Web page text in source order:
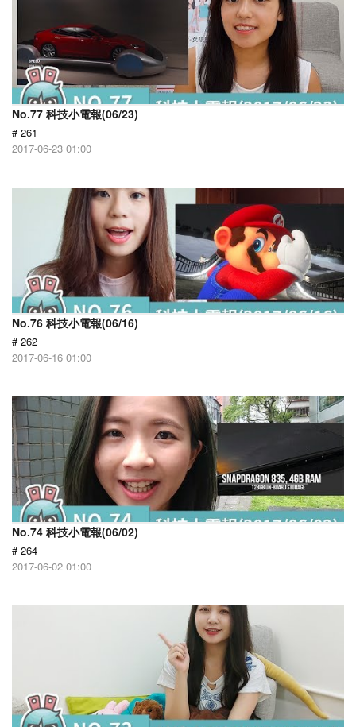
No.77 科技小電報(06/23)
# 261
2017-06-23 01:00
No.76 科技小電報(06/16)
# 262
2017-06-16 01:00
No.74 科技小電報(06/02)
# 264
2017-06-02 01:00